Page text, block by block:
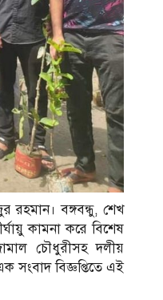
রহমান। বঙ্গবন্ধু, শেখ
কামনা করে বিশেষ
চৌধুরীসহ দলীয়
সংবাদ বিজ্ঞপ্তিতে এই